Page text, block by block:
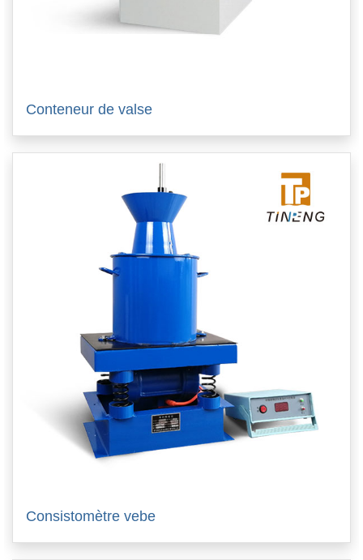
Conteneur de valse
Consistomètre vebe